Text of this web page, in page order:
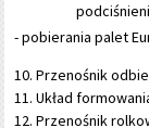
- pobierania palet
Przenośnik
Układ
Przenośnik